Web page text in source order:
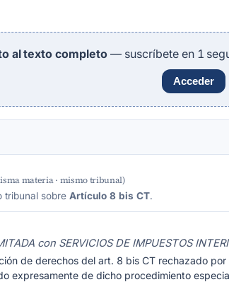
al texto completo — suscríbete en 1
Acceder
materia · mismo tribunal)
tribunal sobre Artículo 8 bis CT.
con SERVICIOS DE IMPUESTOS
de derechos del art. 8 bis CT rechazado
expresamente de dicho procedimiento